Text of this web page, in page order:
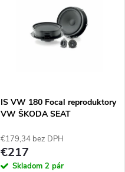
IS VW 180 Focal reproduktory
VW ŠKODA SEAT
€179,34 bez DPH
€217
Skladom 2 pár